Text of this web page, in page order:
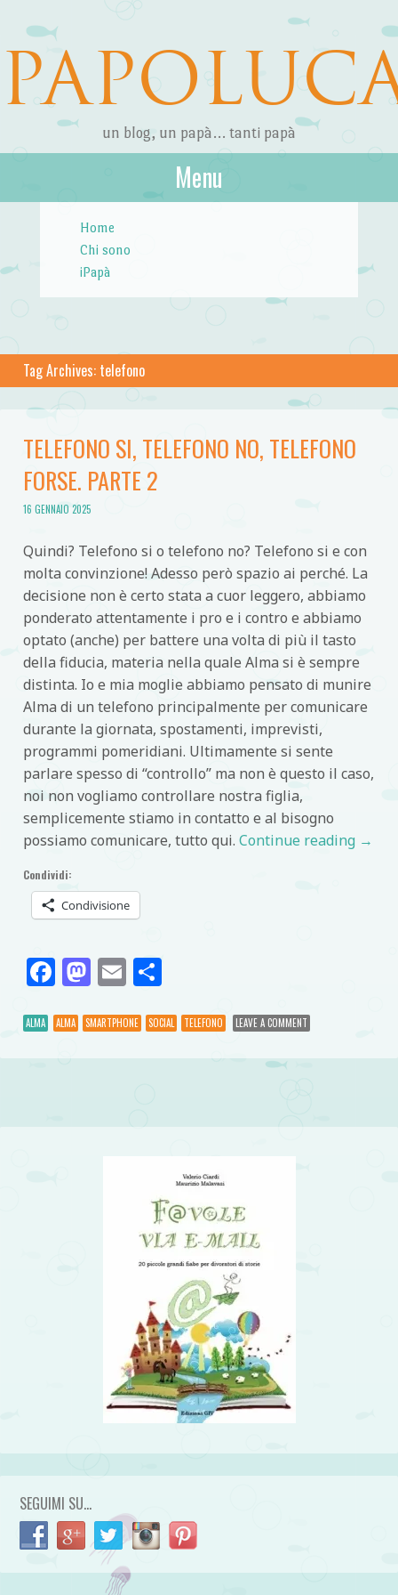
un blog, un papà… tanti papà
Menu
Home
Chi sono
iPapà
Tag Archives: telefono
TELEFONO SI, TELEFONO NO, TELEFONO
FORSE. PARTE 2
16 GENNAIO 2025
Quindi? Telefono si o telefono no? Telefono si e con
molta convinzione! Adesso però spazio ai perché. La
decisione non è certo stata a cuor leggero, abbiamo
ponderato attentamente i pro e i contro e abbiamo
optato (anche) per battere una volta di più il tasto
della fiducia, materia nella quale Alma si è sempre
distinta. Io e mia moglie abbiamo pensato di munire
Alma di un telefono principalmente per comunicare
durante la giornata, spostamenti, imprevisti,
programmi pomeridiani. Ultimamente si sente
parlare spesso di “controllo” ma non è questo il caso,
noi non vogliamo controllare nostra figlia,
semplicemente stiamo in contatto e al bisogno
possiamo comunicare, tutto qui. Continue reading →
Condividi:
Condivisione
Facebook
Mastodon
Email
ALMA ALMA SMARTPHONE SOCIAL TELEFONO LEAVE A COMMENT
Post navigation
SEGUIMI SU…